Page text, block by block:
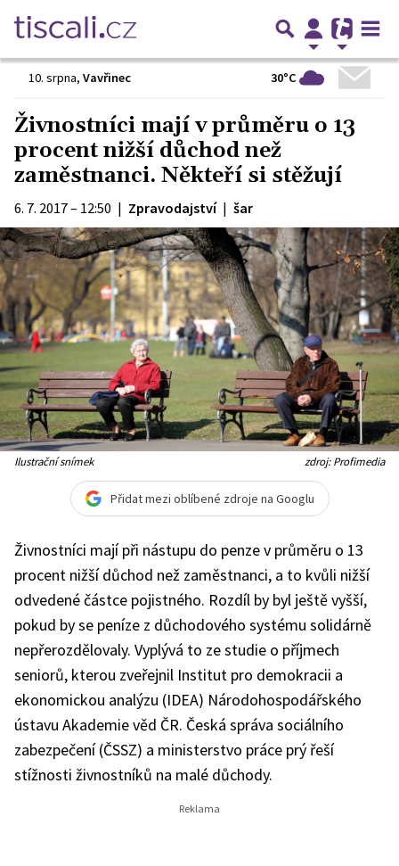
10. srpna, Vavřinec 30°C
Živnostníci mají v průměru o 13
procent nižší důchod než
zaměstnanci. Někteří si stěžují
6. 7. 2017 – 12:50 | Zpravodajství | šar
Ilustrační snímek zdroj: Profimedia
Přidat mezi oblíbené zdroje na Googlu
Živnostníci mají při nástupu do penze v průměru o 13
procent nižší důchod než zaměstnanci, a to kvůli nižší
odvedené částce pojistného. Rozdíl by byl ještě vyšší,
pokud by se peníze z důchodového systému solidárně
nepřerozdělovaly. Vyplývá to ze studie o příjmech
seniorů, kterou zveřejnil Institut pro demokracii a
ekonomickou analýzu (IDEA) Národohospodářského
ústavu Akademie věd ČR. Česká správa sociálního
zabezpečení (ČSSZ) a ministerstvo práce prý řeší
stížnosti živnostníků na malé důchody.